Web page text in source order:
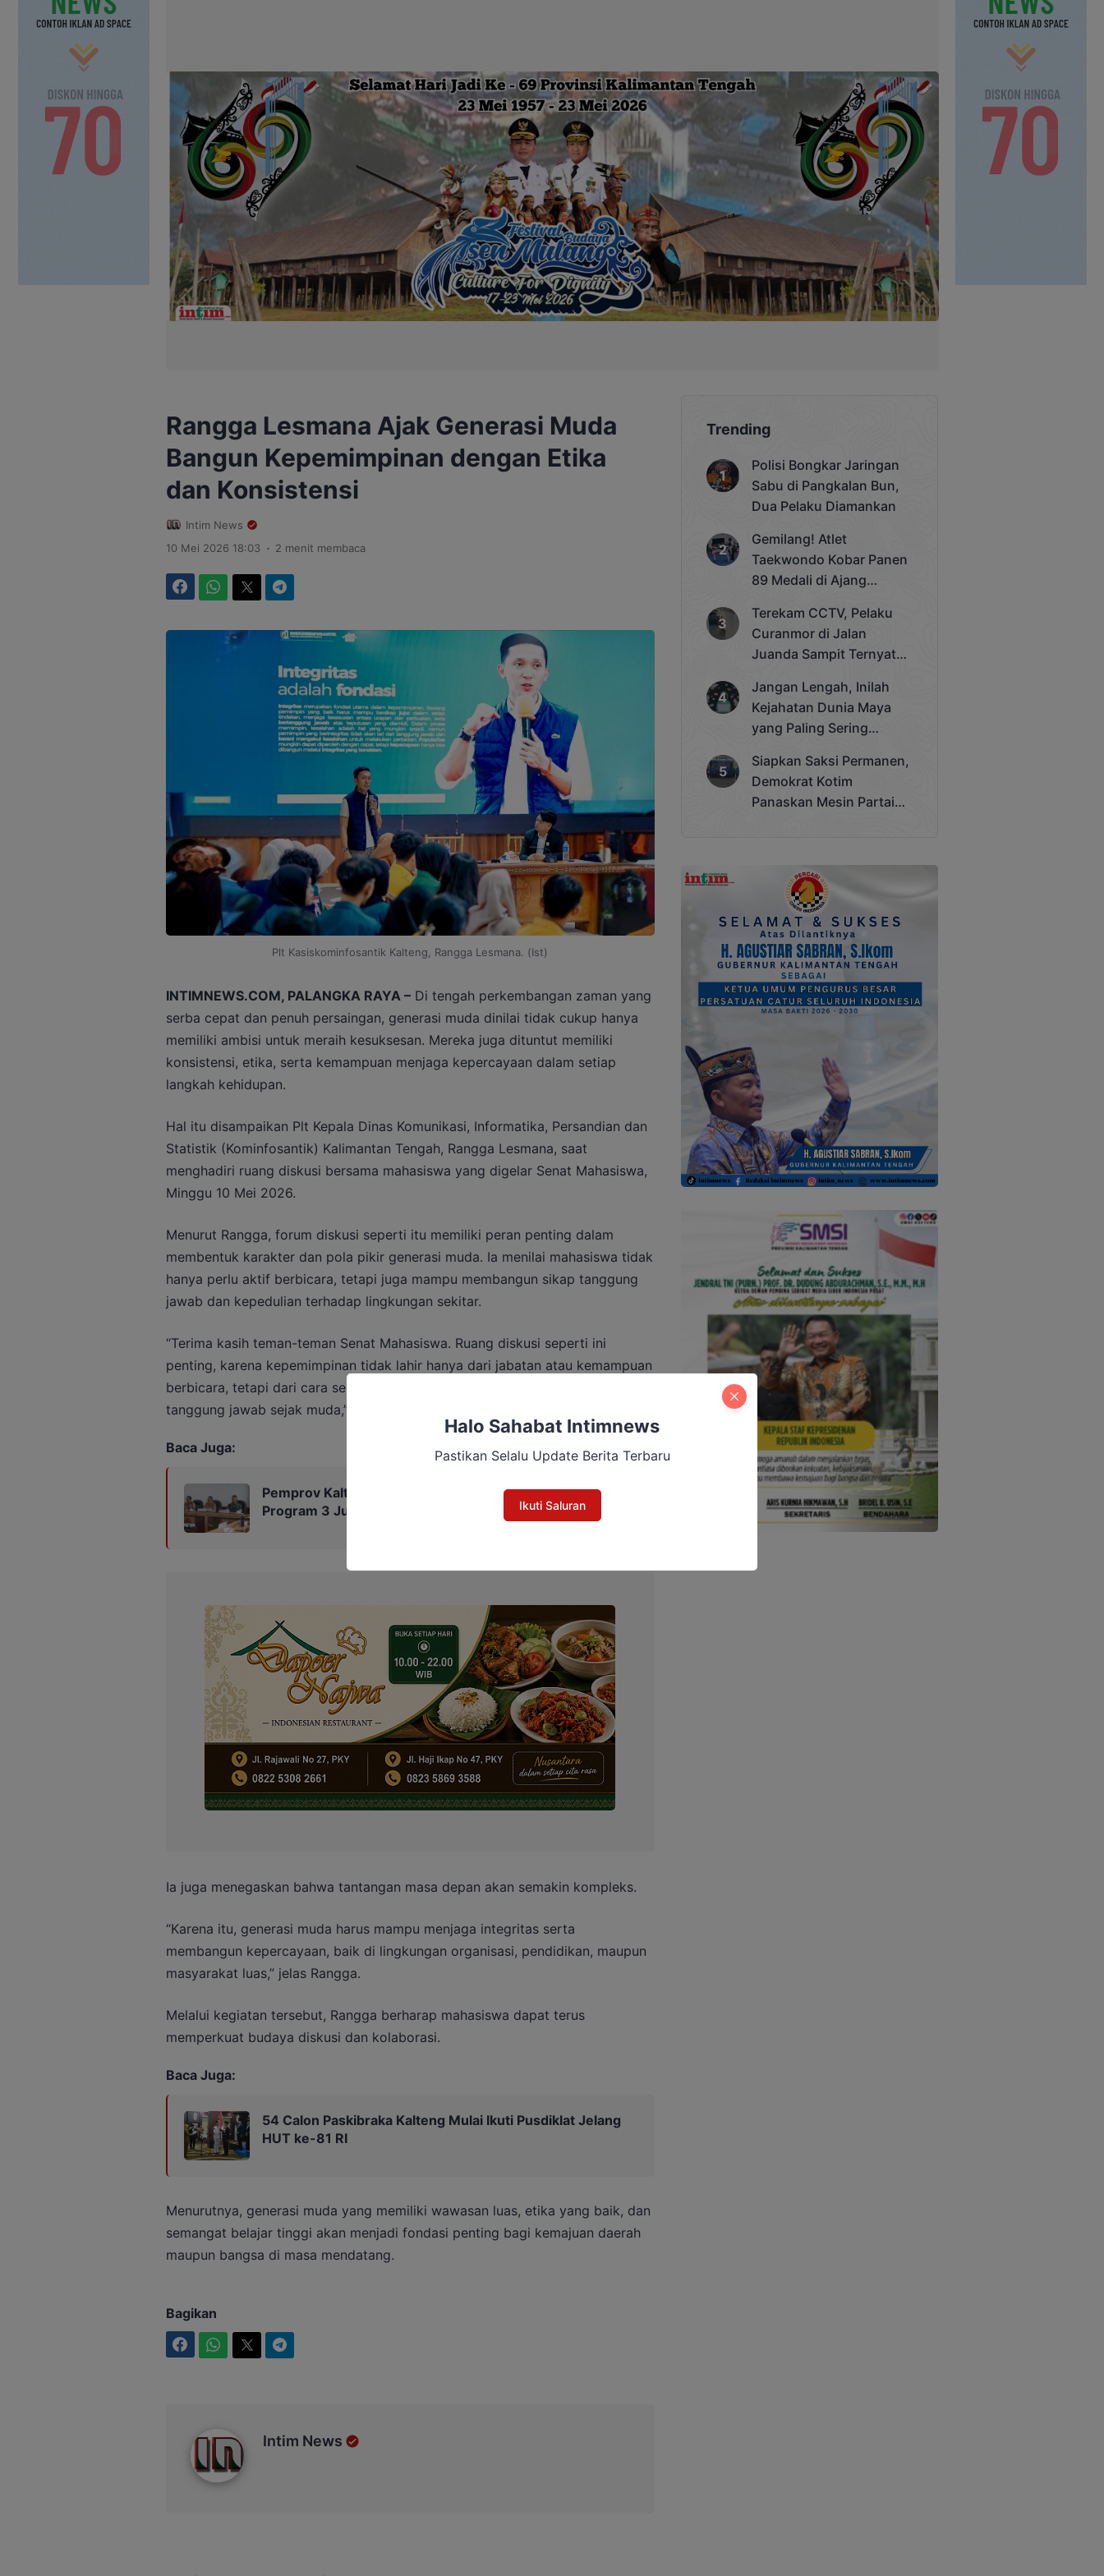
Rangga Lesmana Ajak Generasi Muda
Bangun Kepemimpinan dengan Etika
dan Konsistensi
Intim News
10 Mei 2026 18:03 . 2 menit membaca
Plt Kasiskominfosantik Kalteng, Rangga Lesmana. (Ist)
INTIMNEWS.COM, PALANGKA RAYA –Di tengah perkembangan zaman yang
serba cepat dan penuh persaingan, generasi muda dinilai tidak cukup hanya
memiliki ambisi untuk meraih kesuksesan. Mereka juga dituntut memiliki
konsistensi, etika, serta kemampuan menjaga kepercayaan dalam setiap
langkah kehidupan.
Hal itu disampaikan Plt Kepala Dinas Komunikasi, Informatika, Persandian dan
Statistik (Kominfosantik) Kalimantan Tengah, Rangga Lesmana, saat
menghadiri ruang diskusi bersama mahasiswa yang digelar Senat Mahasiswa,
Minggu 10 Mei 2026.
Menurut Rangga, forum diskusi seperti itu memiliki peran penting dalam
membentuk karakter dan pola pikir generasi muda. Ia menilai mahasiswa tidak
hanya perlu aktif berbicara, tetapi juga mampu membangun sikap tanggung
jawab dan kepedulian terhadap lingkungan sekitar.
“Terima kasih teman-teman Senat Mahasiswa. Ruang diskusi seperti ini
penting, karena kepemimpinan tidak lahir hanya dari jabatan atau kemampuan
berbicara, tetapi dari cara seseorang membangun pola pikir, sikap, dan
tanggung jawab sejak muda,” ujarnya, Minggu (10/5).
Baca Juga:
Pemprov Kalteng Sesuaikan Regulasi untuk Dukung
Program 3 Juta Rumah
Ia juga menegaskan bahwa tantangan masa depan akan semakin kompleks.
“Karena itu, generasi muda harus mampu menjaga integritas serta
membangun kepercayaan, baik di lingkungan organisasi, pendidikan, maupun
masyarakat luas,” jelas Rangga.
Melalui kegiatan tersebut, Rangga berharap mahasiswa dapat terus
memperkuat budaya diskusi dan kolaborasi.
Baca Juga:
54 Calon Paskibraka Kalteng Mulai Ikuti Pusdiklat Jelang
HUT ke-81 RI
Menurutnya, generasi muda yang memiliki wawasan luas, etika yang baik, dan
semangat belajar tinggi akan menjadi fondasi penting bagi kemajuan daerah
maupun bangsa di masa mendatang.
Bagikan
Intim News
Trending
Polisi Bongkar Jaringan
Sabu di Pangkalan Bun,
Dua Pelaku Diamankan
Gemilang! Atlet
Taekwondo Kobar Panen
89 Medali di Ajang
Cup 2025
Terekam CCTV, Pelaku
Curanmor di Jalan
Juanda Sampit Ternyata
Jangan Lengah, Inilah
Kejahatan Dunia Maya
yang Paling Sering
Siapkan Saksi Permanen,
Demokrat Kotim
Panaskan Mesin Partai
Halo Sahabat Intimnews
Pastikan Selalu Update Berita Terbaru
Ikuti Saluran